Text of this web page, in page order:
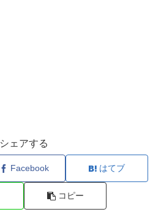
シェアする
Facebook はてブ
コピー